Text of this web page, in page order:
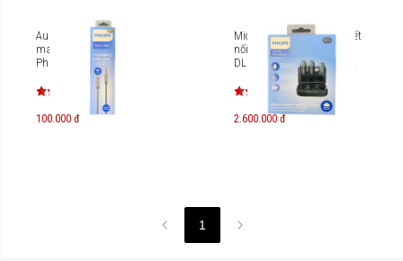
Audio cable AUX 3.5mm
male to 3.5mm female
Philips SWA4231 1.2m
100.000 đ
Micro không dây cài áo kết
nối cổng Lighting Philips
DLM9002L (1 Receiver + 2
2.600.000 đ
1